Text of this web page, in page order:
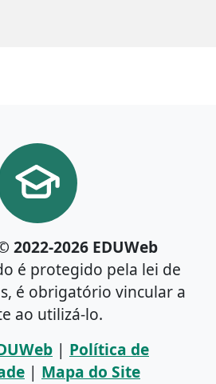
2022-2026 EDUWeb
é protegido pela lei de
é obrigatório vincular a
ao utilizá-lo.
| Política de
| Mapa do Site